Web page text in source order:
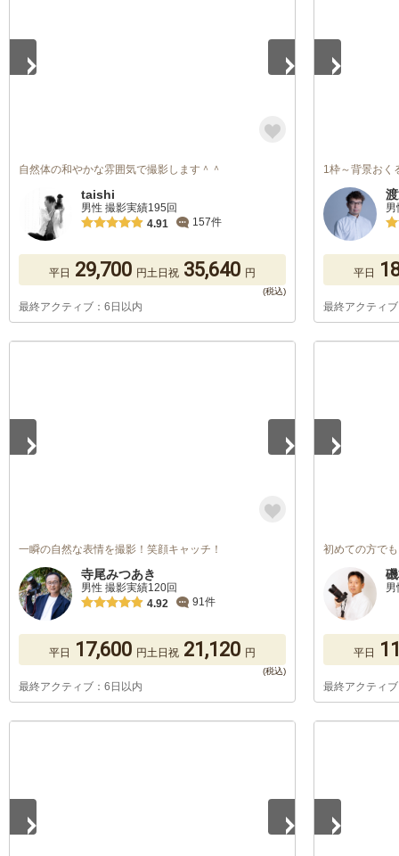
自然体の和やかな雰囲気で撮影します＾＾
taishi
男性 撮影実績195回
4.91
157件
平日 29,700 円土日祝 35,640 円
最終アクティブ：6日以内
1枠～背景おく
平日
最終アクティ
一瞬の自然な表情を撮影！笑顔キャッチ！
寺尾みつあき
男性 撮影実績120回
4.92
91件
平日 17,600 円土日祝 21,120 円
最終アクティブ：6日以内
初めての方で
男
平日
最終アクティ